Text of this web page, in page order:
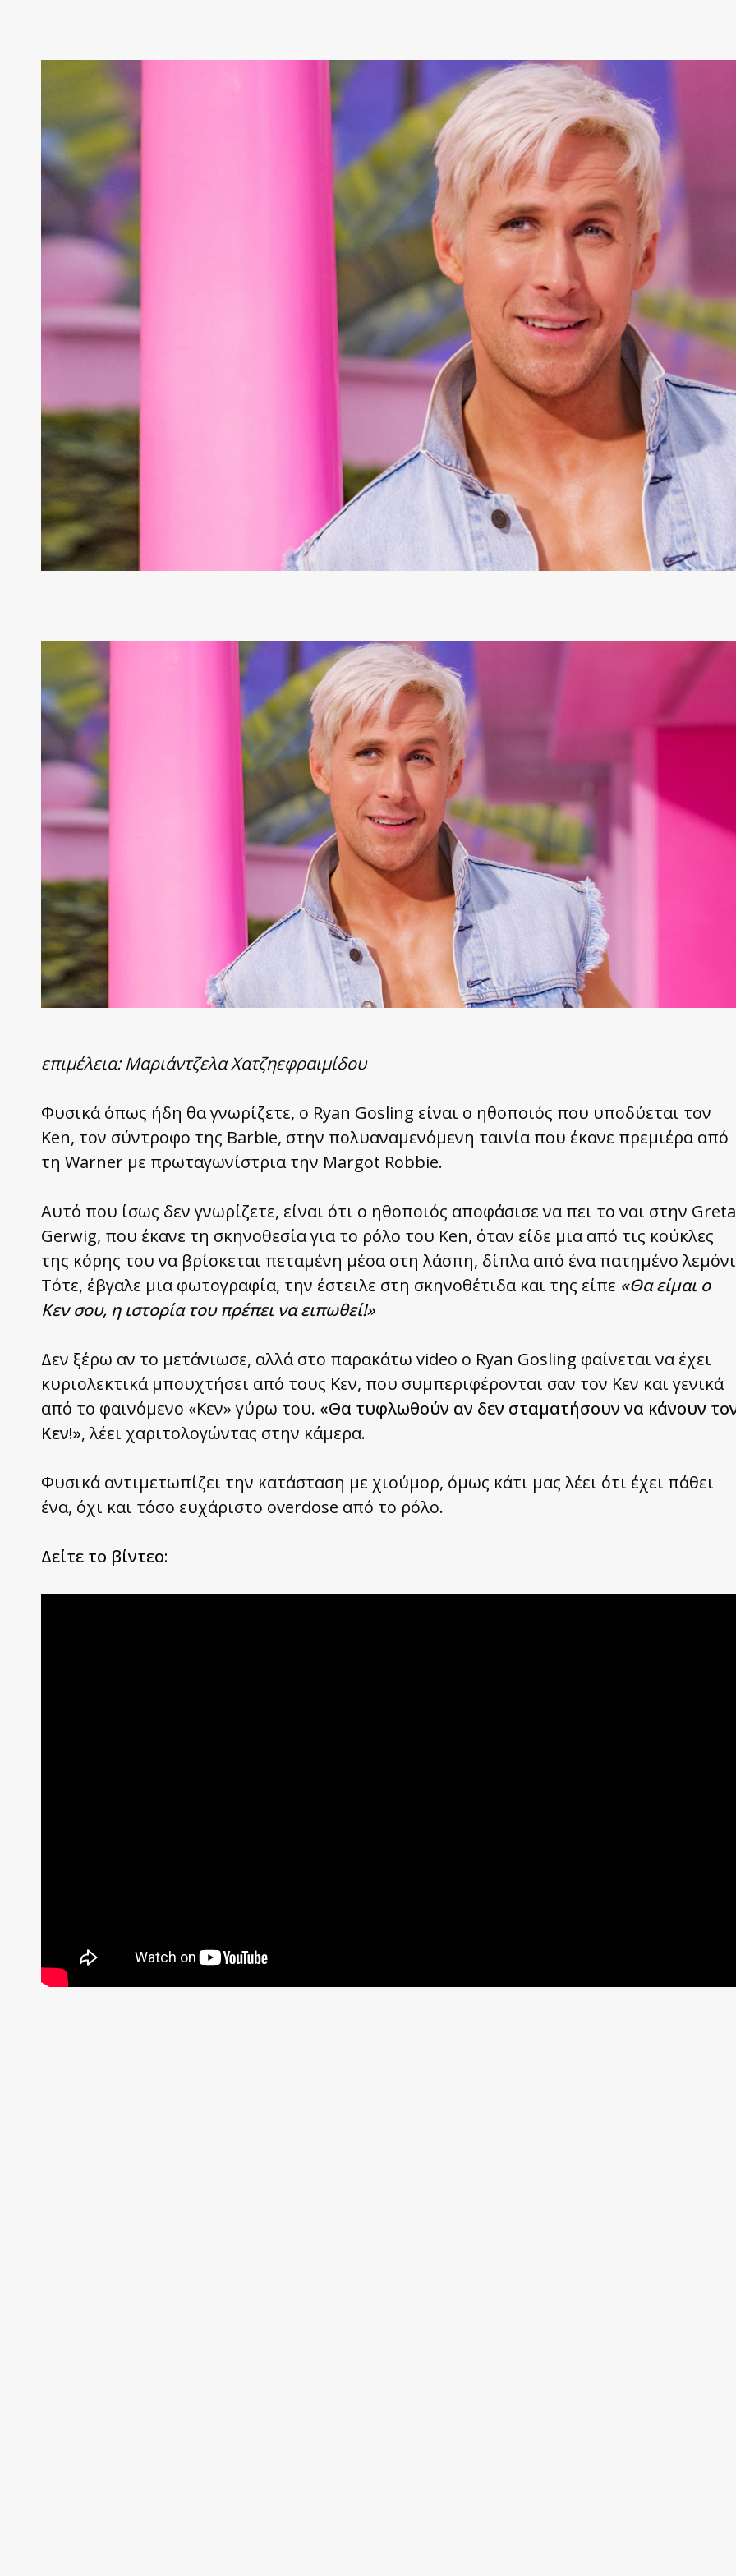
επιμέλεια: Μαριάντζελα Χατζηεφραιμίδου
Φυσικά όπως ήδη θα γνωρίζετε, ο Ryan Gosling είναι ο ηθοποιός που υποδύεται τον
Ken, τον σύντροφο της Barbie, στην πολυαναμενόμενη ταινία που έκανε πρεμιέρα από
τη Warner με πρωταγωνίστρια την Margot Robbie.
Aυτό που ίσως δεν γνωρίζετε, είναι ότι ο ηθοποιός αποφάσισε να πει το ναι στην Greta
Gerwig, που έκανε τη σκηνοθεσία για το ρόλο του Ken, όταν είδε μια από τις κούκλες
της κόρης του να βρίσκεται πεταμένη μέσα στη λάσπη, δίπλα από ένα πατημένο
Τότε, έβγαλε μια φωτογραφία, την έστειλε στη σκηνοθέτιδα και της είπε «Θα είμαι ο
Κεν σου, η ιστορία του πρέπει να ειπωθεί!»
Δεν ξέρω αν το μετάνιωσε, αλλά στο παρακάτω video ο Ryan Gosling φαίνεται να έχει
κυριολεκτικά μπουχτήσει από τους Kεν, που συμπεριφέρονται σαν τον Κεν και γενικά
από το φαινόμενο «Κεν» γύρω του. «Θα τυφλωθούν αν δεν σταματήσουν να κάνουν
Κεν!», λέει χαριτολογώντας στην κάμερα.
Φυσικά αντιμετωπίζει την κατάσταση με χιούμορ, όμως κάτι μας λέει ότι έχει πάθει
ένα, όχι και τόσο ευχάριστο overdose από το ρόλο.
Δείτε το βίντεο: